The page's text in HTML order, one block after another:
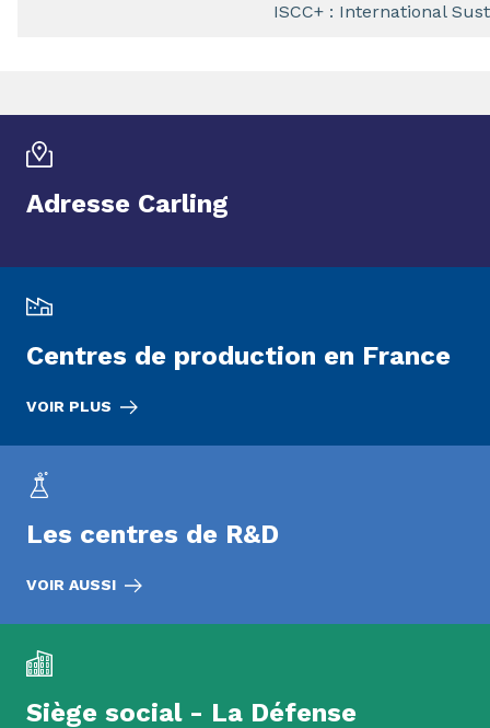
ISCC+ : International
Adresse Carling
Centres de production en France
VOIR PLUS
Les centres de R&D
VOIR AUSSI
Siège social - La Défense